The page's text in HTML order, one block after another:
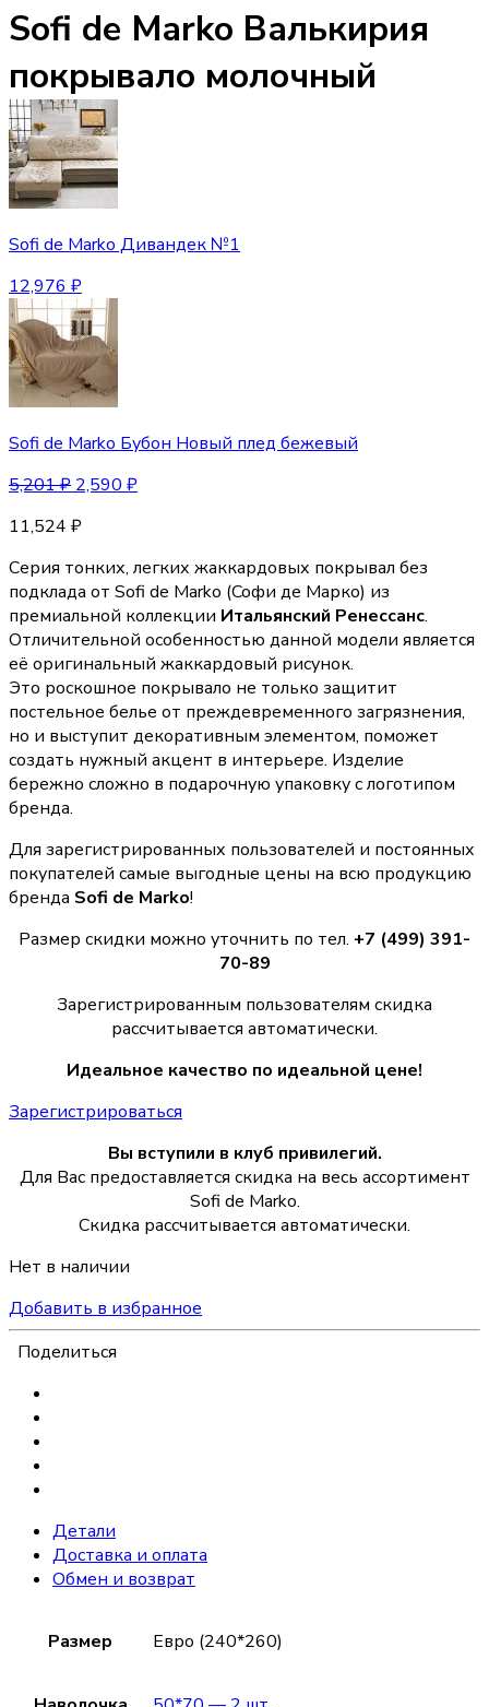
Sofi de Marko Валькирия
покрывало молочный
Sofi de Marko Дивандек №1
12,976 ₽
Sofi de Marko Бубон Новый плед бежевый
5,201₽ 2,590 ₽
11,524 ₽
Серия тонких, легких жаккардовых покрывал без
подклада от Sofi de Marko (Coфи де Марко) из
премиальной коллекции Итальянский Ренессанс.
Отличительной особенностью данной модели является
её оригинальный жаккардовый рисунок.
Это роскошное покрывало не только защитит
постельное белье от преждевременного загрязнения,
но и выступит декоративным элементом, поможет
создать нужный акцент в интерьере. Изделие
бережно сложно в подарочную упаковку с логотипом
бренда.
Для зарегистрированных пользователей и постоянных
покупателей самые выгодные цены на всю продукцию
бренда Sofi de Marko!
Размер скидки можно уточнить по тел. +7 (499) 391-
70-89
Зарегистрированным пользователям скидка
рассчитывается автоматически.
Идеальное качество по идеальной цене!
Зарегистрироваться
Вы вступили в клуб привилегий.
Для Вас предоставляется скидка на весь ассортимент
Sofi de Marko.
Скидка рассчитывается автоматически.
Нет в наличии
Добавить в избранное
Поделиться
Детали
Доставка и оплата
Обмен и возврат
Размер Евро (240*260)